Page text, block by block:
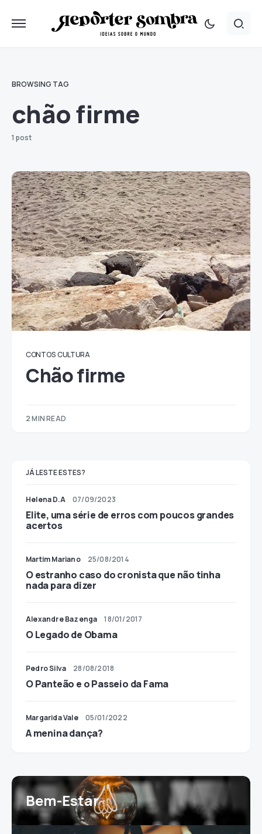
BROWSING TAG
chão firme
1 post
CONTOS CULTURA
Chão firme
2 MIN READ
JÁ LESTE ESTES?
Helena D.A 07/09/2023
Elite, uma série de erros com poucos grandes
acertos
Martim Mariano 25/08/2014
O estranho caso do cronista que não tinha
nada para dizer
Alexandre Bazenga 18/01/2017
O Legado de Obama
Pedro Silva 28/08/2018
O Panteão e o Passeio da Fama
Margarida Vale 05/01/2022
A menina dança?
Bem-Estar